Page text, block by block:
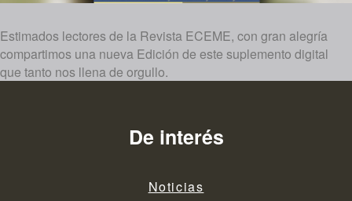
Estimados lectores de la Revista ECEME, con gran alegría
compartimos una nueva Edición de este suplemento digital
que tanto nos llena de orgullo.
De interés
Noticias